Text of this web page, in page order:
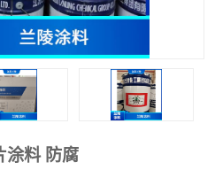
涂料 防腐